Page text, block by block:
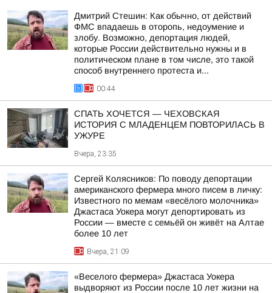
Дмитрий Стешин: Как обычно, от действий
ФМС впадаешь в оторопь, недоумение и
злобу. Возможно, депортация людей,
которые России действительно нужны и в
политическом плане в том числе, это такой
способ внутреннего протеста и...
00:44
СПАТЬ ХОЧЕТСЯ — ЧЕХОВСКАЯ
ИСТОРИЯ С МЛАДЕНЦЕМ ПОВТОРИЛАСЬ В
УЖУРЕ
Вчера, 23:35
Сергей Колясников: По поводу депортации
американского фермера много писем в личку:
Известного по мемам «весёлого молочника»
Джастаса Уокера могут депортировать из
России — вместе с семьёй он живёт на Алтае
более 10 лет
Вчера, 21:09
«Веселого фермера» Джастаса Уокера
выдворяют из России после 10 лет жизни на